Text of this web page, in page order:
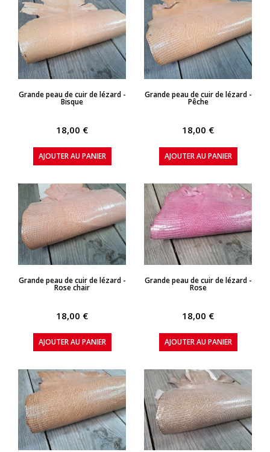
APERÇU RAPIDE
Grande peau de cuir de lézard -
Bisque
18,00 €
AJOUTER AU PANIER
APERÇU RAPIDE
Grande peau de cuir de lézard -
Pêche
18,00 €
AJOUTER AU PANIER
APERÇU RAPIDE
Grande peau de cuir de lézard -
Rose chair
18,00 €
AJOUTER AU PANIER
APERÇU RAPIDE
Grande peau de cuir de lézard -
Rose
18,00 €
AJOUTER AU PANIER